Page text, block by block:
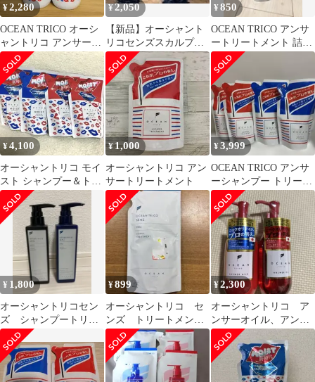
¥2,280
OCEAN TRICO オーシ
ャントリコ アンサーシ
ャンプー 2個セット
¥2,050
【新品】オーシャント
リコセンズスカルプシ
ャンプー トリートメン
ト詰め替えセット）
¥850
OCEAN TRICO アンサ
ートリートメント 詰め
替え
¥4,100
オーシャントリコ モイ
スト シャンプー＆トリ
ートメント 詰め替え4
個
¥1,000
オーシャントリコ アン
サートリートメント
¥3,999
OCEAN TRICO アンサ
ーシャンプー トリート
メント 詰替セット
¥ 1,800
オーシャントリコセン
ズ シャンプートリー
トメント
¥899
オーシャントリコ セ
ンズ トリートメン
ト 詰め替え
¥2,300
オーシャントリコ ア
ンサーオイル、アンサ
ーミルクセット